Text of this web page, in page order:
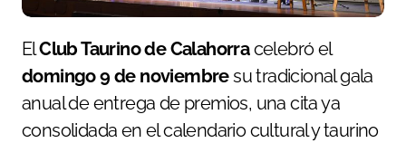
ElClub Taurino de Calahorracelebró el
domingo 9 de noviembresu tradicional gala
anual de entrega de premios, una cita ya
consolidada en el calendario cultural y taurino